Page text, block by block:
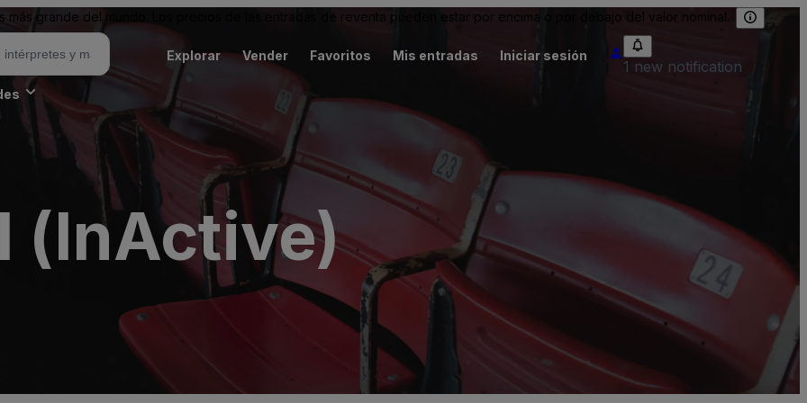
más grande del mundo. Los precios de las entradas de reventa pueden estar por encima o por debajo del valor nominal.
Explorar Vender Favoritos Mis entradas Iniciar sesión
1 new notification
(InActive)